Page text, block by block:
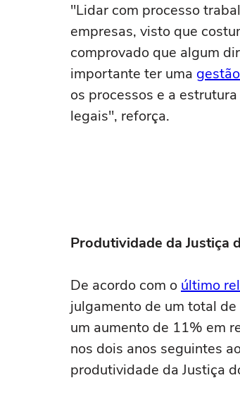
"Lidar com processo
empresas, visto que
comprovado que algum
importante ter uma
os processos e a
legais", reforça.
Produtividade da Justiça
De acordo com o último
julgamento de um total
um aumento de 11% em
nos dois anos seguintes
produtividade da Justiça